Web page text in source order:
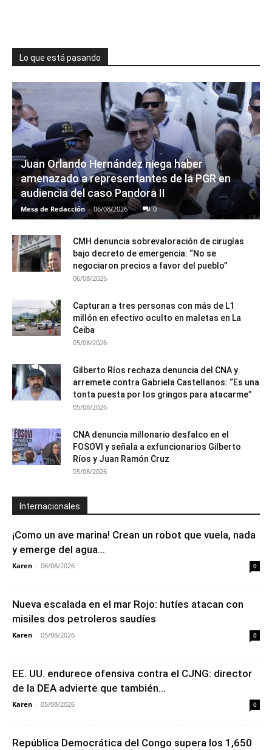
Lo que está pasando
Juan Orlando Hernández niega haber
amenazado a representantes de la PGR en
audiencia del caso Pandora II
Mesa de Redacción - 06/08/2026 0
CMH denuncia sobrevaloración de cirugías
bajo decreto de emergencia: “No se
negociaron precios a favor del pueblo”
06/08/2026
Capturan a tres personas con más de L1
millón en efectivo oculto en maletas en La
Ceiba
05/08/2026
Gilberto Ríos rechaza denuncia del CNA y
arremete contra Gabriela Castellanos: “Es una
tonta puesta por los gringos para atacarme”
05/08/2026
CNA denuncia millonario desfalco en el
FOSOVI y señala a exfuncionarios Gilberto
Ríos y Juan Ramón Cruz
05/08/2026
Internacionales
¡Como un ave marina! Crean un robot que vuela, nada
y emerge del agua...
Karen - 06/08/2026 0
Nueva escalada en el mar Rojo: hutíes atacan con
misiles dos petroleros saudíes
Karen - 05/08/2026 0
EE. UU. endurece ofensiva contra el CJNG: director
de la DEA advierte que también...
Karen - 05/08/2026 0
República Democrática del Congo supera los 1,650